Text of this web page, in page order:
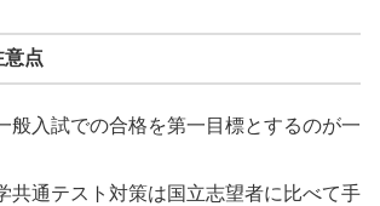
意点
般入試での合格を第一目標とするのが一
共通テスト対策は国立志望者に比べて手